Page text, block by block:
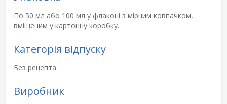
По 50 мл або 100 мл у флаконі з мірним ковпачком,
вміщеним у картонну коробку.
Категорія відпуску
Без рецепта.
Виробник